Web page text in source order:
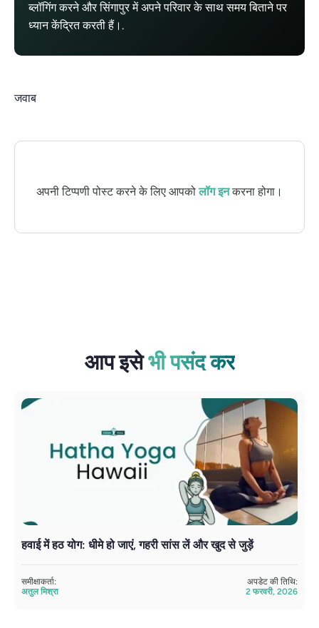
ब्लॉगिंग करने और सिंगापुर में अपने परिवार के साथ समय बिताने पर
ध्यान केंद्रित करती हैं।.
जवाब
अपनी टिप्पणी पोस्ट करने के लिए आपकोलॉग इनकरना होगा।
आप इसेभी पसंद कर
हवाई में हठ योग: धीमे हो जाएं, गहरी सांस लें और खुद से जुड़ें
समीक्षाकर्ता:
अतुल मिश्रा
अपडेट की तिथि:
2 फरवरी, 2026